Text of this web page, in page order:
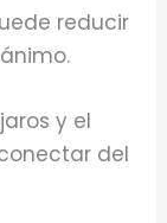
reducir
y el
del